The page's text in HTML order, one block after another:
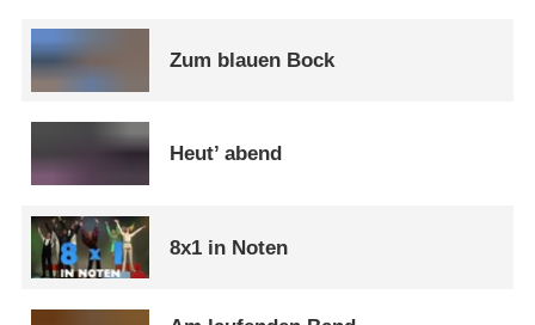
Zum blauen Bock
Heut’ abend
8x1 in Noten